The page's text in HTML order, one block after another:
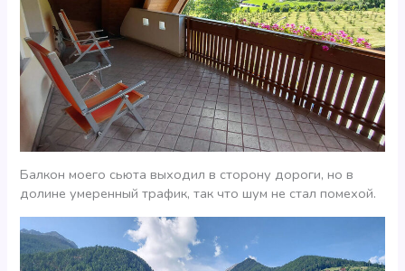
Балкон моего сьюта выходил в сторону дороги, но в
долине умеренный трафик, так что шум не стал помехой.